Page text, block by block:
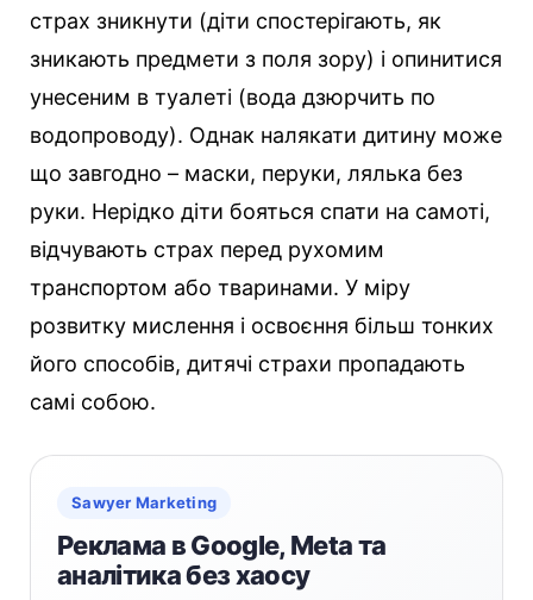
страх зникнути (діти спостерігають, як
зникають предмети з поля зору) і опинитися
унесеним в туалеті (вода дзюрчить по
водопроводу). Однак налякати дитину може
що завгодно – маски, перуки, лялька без
руки. Нерідко діти бояться спати на самоті,
відчувають страх перед рухомим
транспортом або тваринами. У міру
розвитку мислення і освоєння більш тонких
його способів, дитячі страхи пропадають
самі собою.
Sawyer Marketing
Реклама в Google, Meta та
аналітика без хаосу